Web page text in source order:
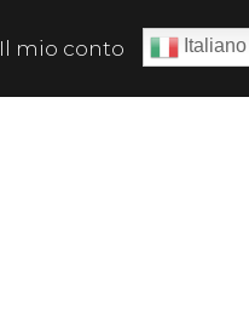
Il mio conto Italiano